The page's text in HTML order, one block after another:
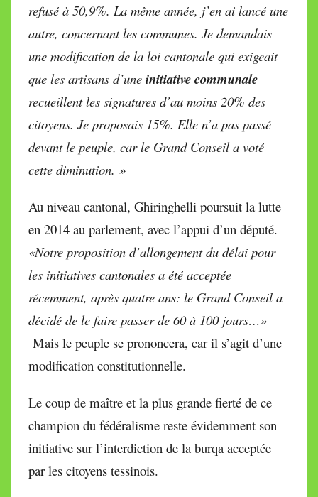
refusé à 50,9%. La même année, j’en ai lancé une
autre, concernant les communes. Je demandais
une modification de la loi cantonale qui exigeait
que les artisans d’une initiative communale
recueillent les signatures d’au moins 20% des
citoyens. Je proposais 15%. Elle n’a pas passé
devant le peuple, car le Grand Conseil a voté
cette diminution. »
Au niveau cantonal, Ghiringhelli poursuit la lutte
en 2014 au parlement, avec l’appui d’un député.
«Notre proposition d’allongement du délai pour
les initiatives cantonales a été acceptée
récemment, après quatre ans: le Grand Conseil a
décidé de le faire passer de 60 à 100 jours…»
Mais le peuple se prononcera, car il s’agit d’une
modification constitutionnelle.
Le coup de maître et la plus grande fierté de ce
champion du fédéralisme reste évidemment son
initiative sur l’interdiction de la burqa acceptée
par les citoyens tessinois.